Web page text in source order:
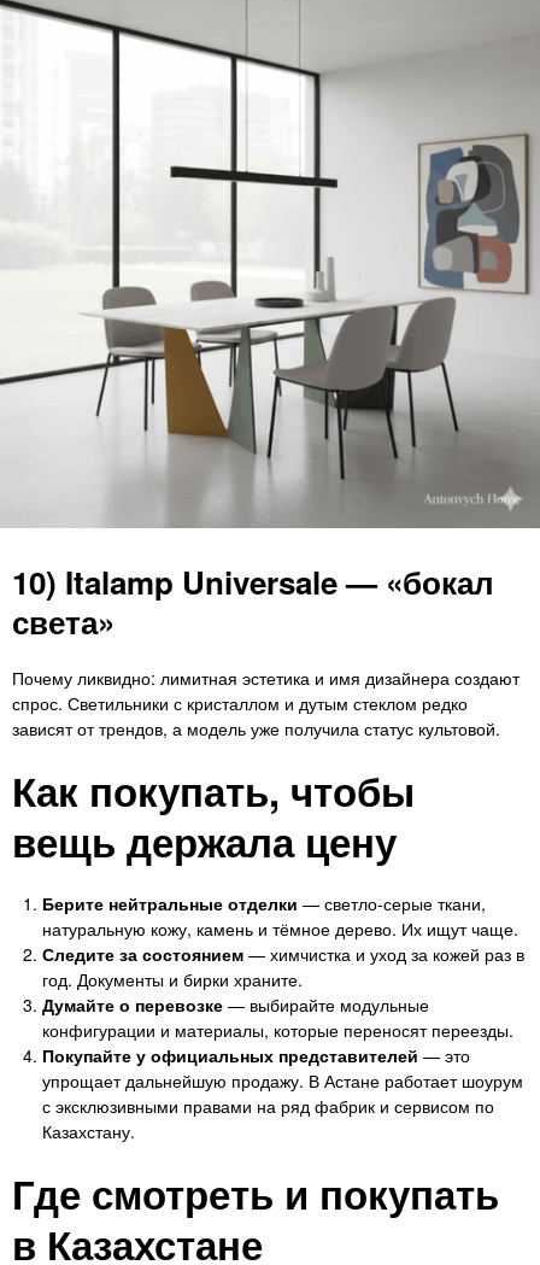
10) Italamp Universale — «бокал
света»
Почему ликвидно: лимитная эстетика и имя дизайнера создают
спрос. Светильники с кристаллом и дутым стеклом редко
зависят от трендов, а модель уже получила статус культовой.
Как покупать, чтобы
вещь держала цену
Берите нейтральные отделки — светло-серые ткани,
натуральную кожу, камень и тёмное дерево. Их ищут чаще.
Следите за состоянием— химчистка и уход за кожей раз в
год. Документы и бирки храните.
Думайте о перевозке— выбирайте модульные
конфигурации и материалы, которые переносят переезды.
Покупайте у официальных представителей — это
упрощает дальнейшую продажу. В Астане работает шоурум
с эксклюзивными правами на ряд фабрик и сервисом по
Казахстану.
Где смотреть и покупать
в Казахстане